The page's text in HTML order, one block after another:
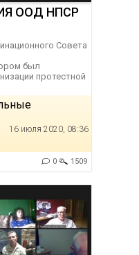
ООД НПСР
Совета
был
протестной
16 июля 2020, 08:36
0 1509